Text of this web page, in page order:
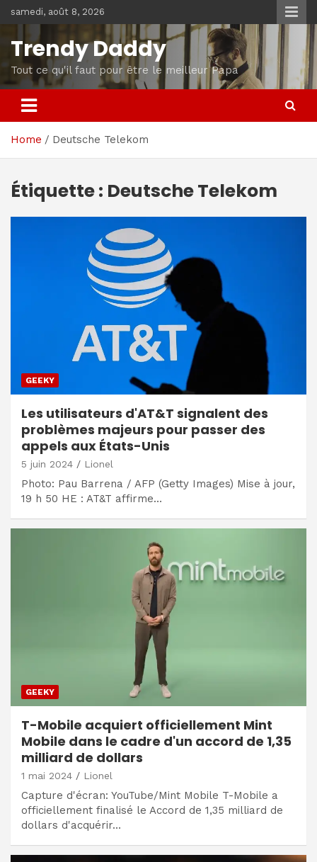
to
content
samedi, août 8, 2026
Trendy Daddy
Tout ce qu'il faut pour être le meilleur Papa
Home Deutsche Telekom
Étiquette : Deutsche Telekom
GEEKY
Les utilisateurs d'AT&T signalent des
problèmes majeurs pour passer des
appels aux États-Unis
5 juin 2024 Lionel
Photo: Pau Barrena / AFP (Getty Images) Mise à jour,
19 h 50 HE : AT&T affirme…
GEEKY
T-Mobile acquiert officiellement Mint
Mobile dans le cadre d'un accord de 1,35
milliard de dollars
1 mai 2024 Lionel
Capture d'écran: YouTube/Mint Mobile T-Mobile a
officiellement finalisé le Accord de 1,35 milliard de
dollars d'acquérir…